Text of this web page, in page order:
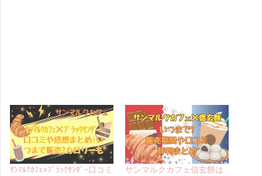
ｻﾝﾏﾙｸｶﾌｪ×ﾌﾞﾗｯｸｻﾝﾀﾞｰ口コミ
サンマルクカフェ信玄餅は